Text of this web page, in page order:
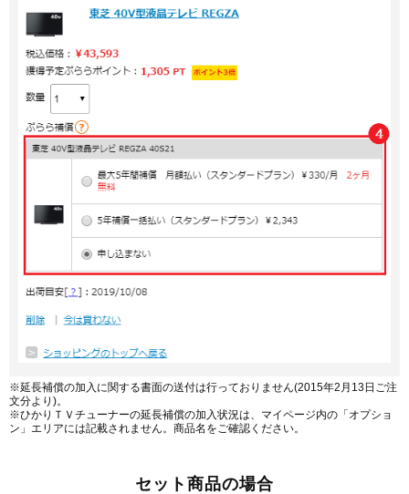
※延長補償の加入に関する書面の送付は行っておりません(2015年2月13日ご注
文分より)。
※ひかりＴＶチューナーの延長補償の加入状況は、マイページ内の「オプショ
ン」エリアには記載されません。商品名をご確認ください。
セット商品の場合